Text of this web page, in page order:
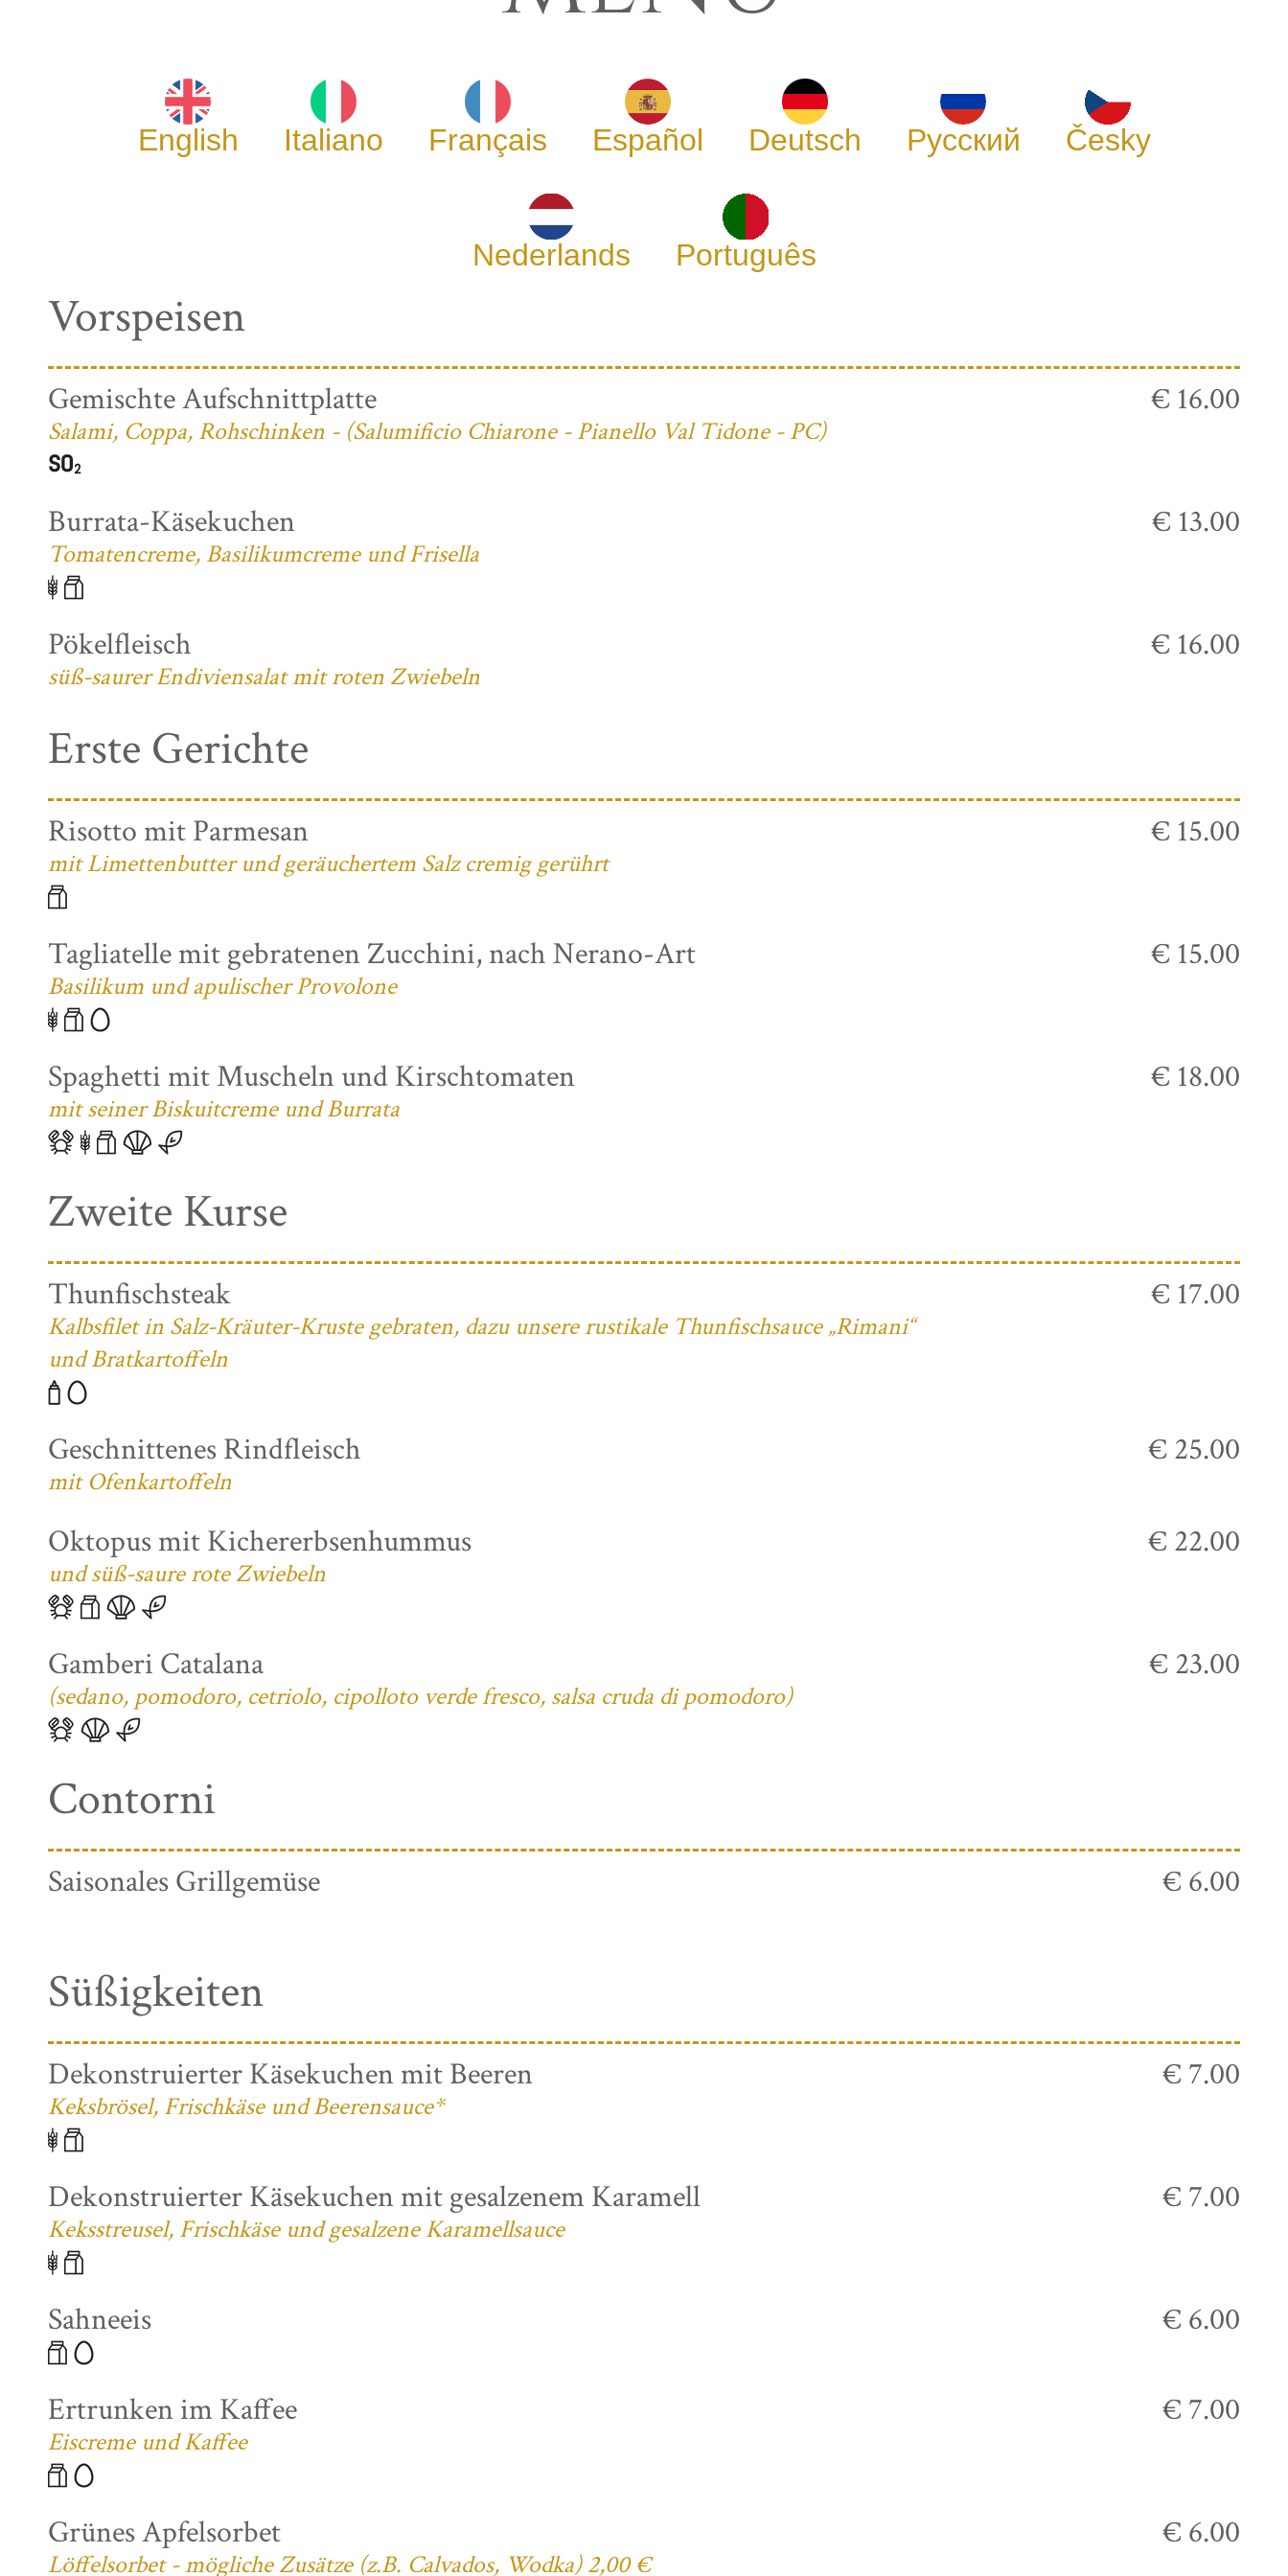
English Italiano Français Español Deutsch Русский Česky
Nederlands Português
Vorspeisen
Gemischte Aufschnittplatte
Salami, Coppa, Rohschinken - (Salumificio Chiarone - Pianello Val Tidone - PC)
€ 16.00
Burrata-Käsekuchen
Tomatencreme, Basilikumcreme und Frisella
€ 13.00
Pökelfleisch
süß-saurer Endiviensalat mit roten Zwiebeln
€ 16.00
Erste Gerichte
Risotto mit Parmesan
mit Limettenbutter und geräuchertem Salz cremig gerührt
€ 15.00
Tagliatelle mit gebratenen Zucchini, nach Nerano-Art
Basilikum und apulischer Provolone
€ 15.00
Spaghetti mit Muscheln und Kirschtomaten
mit seiner Biskuitcreme und Burrata
€ 18.00
Zweite Kurse
Thunfischsteak
Kalbsfilet in Salz-Kräuter-Kruste gebraten, dazu unsere rustikale Thunfischsauce „Rimani“
und Bratkartoffeln
€ 17.00
Geschnittenes Rindfleisch
mit Ofenkartoffeln
€ 25.00
Oktopus mit Kichererbsenhummus
und süß-saure rote Zwiebeln
€ 22.00
Gamberi Catalana
(sedano, pomodoro, cetriolo, cipolloto verde fresco, salsa cruda di pomodoro)
€ 23.00
Contorni
Saisonales Grillgemüse € 6.00
Süßigkeiten
Dekonstruierter Käsekuchen mit Beeren
Keksbrösel, Frischkäse und Beerensauce*
€ 7.00
Dekonstruierter Käsekuchen mit gesalzenem Karamell
Keksstreusel, Frischkäse und gesalzene Karamellsauce
€ 7.00
Sahneeis € 6.00
Ertrunken im Kaffee
Eiscreme und Kaffee
€ 7.00
Grünes Apfelsorbet
Löffelsorbet - mögliche Zusätze (z.B. Calvados, Wodka) 2,00 €
€ 6.00